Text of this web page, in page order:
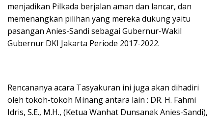
menjadikan Pilkada berjalan aman dan lancar, dan
memenangkan pilihan yang mereka dukung yaitu
pasangan Anies-Sandi sebagai Gubernur-Wakil
Gubernur DKI Jakarta Periode 2017-2022.
Rencananya acara Tasyakuran ini juga akan dihadiri
oleh tokoh-tokoh Minang antara lain : DR. H. Fahmi
Idris, S.E., M.H., (Ketua Wanhat Dunsanak Anies-Sandi),